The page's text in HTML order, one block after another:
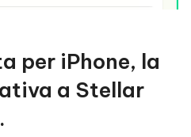
per iPhone, la
a Stellar